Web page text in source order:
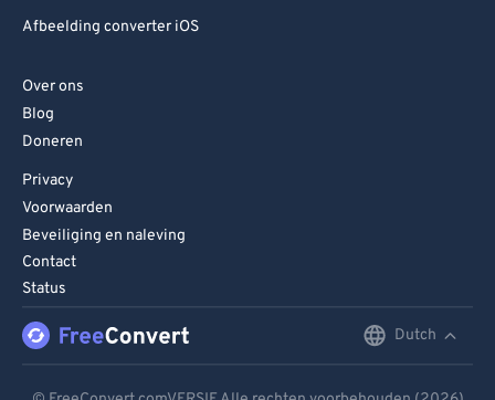
Afbeelding converter iOS
Over ons
Blog
Doneren
Privacy
Voorwaarden
Beveiliging en naleving
Contact
Status
Dutch